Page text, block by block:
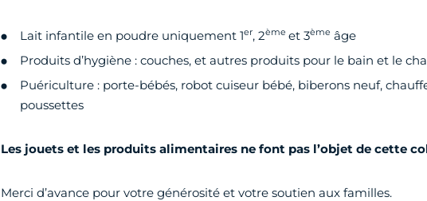
Lait infantile en poudre uniquement 1er, 2ème et 3ème âge
Produits d’hygiène : couches, et autres produits pour le bain et le
Puériculture : porte-bébés, robot cuiseur bébé, biberons neuf,
poussettes
Les jouets et les produits alimentaires ne font pas l’objet de cette
Merci d’avance pour votre générosité et votre soutien aux familles.